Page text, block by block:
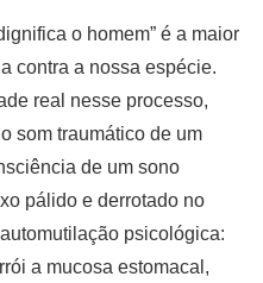
o homem” é a maior
contra a nossa espécie.
real nesse processo,
som traumático de um
de um sono
pálido e derrotado no
psicológica:
a mucosa estomacal,